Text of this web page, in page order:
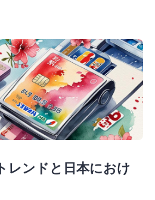
レンドと日本におけ